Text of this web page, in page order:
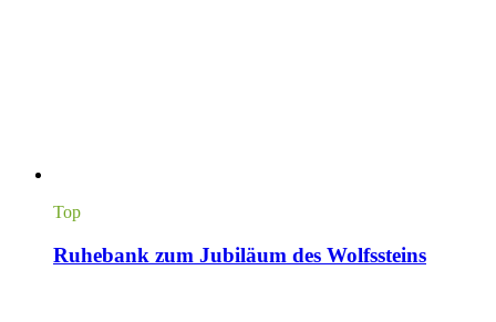
Top
Ruhebank zum Jubiläum des Wolfssteins